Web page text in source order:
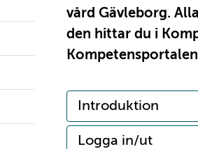
vård Gävleborg.
den hittar du i
Introduktion
Logga in/ut